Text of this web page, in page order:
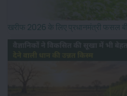
खरीफ 2026 के लिए प्रधानमंत्री फसल